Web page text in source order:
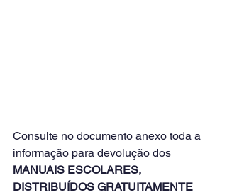
Consulte no documento anexo toda a
informação para devolução dos
MANUAIS ESCOLARES,
DISTRIBUÍDOS GRATUITAMENTE